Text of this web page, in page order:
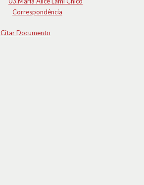
Correspondência
Citar Documento